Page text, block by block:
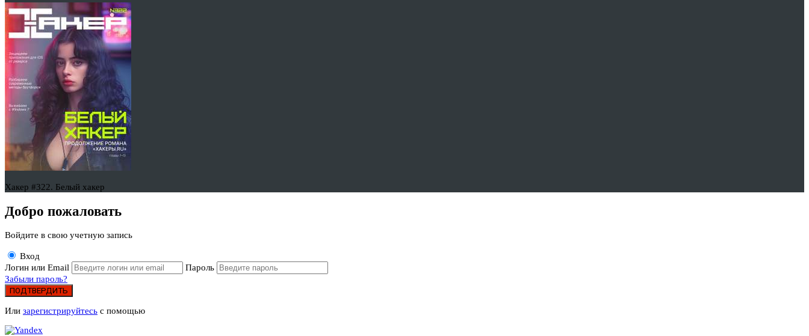
Хакер #322. Белый хакер
Добро пожаловать
Войдите в свою учетную запись
Вход
Логин или Email
Пароль
Забыли пароль?
ПОДТВЕРДИТЬ
Или зарегистрируйтесь с помощью